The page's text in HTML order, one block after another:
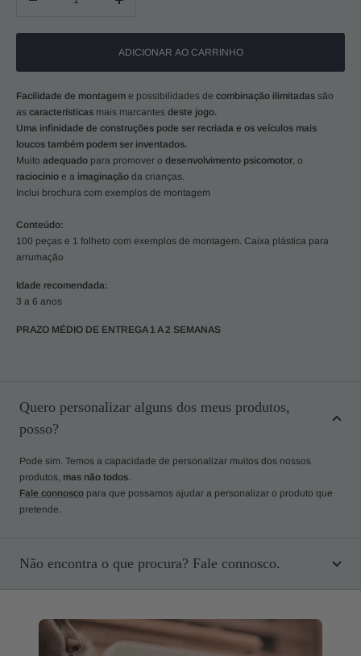
Aumentar
ADICIONAR AO CARRINHO
Facilidade de montagem e possibilidades de combinação ilimitadas são
as características mais marcantes deste jogo.
Uma infinidade de construções pode ser recriada e os veículos mais
loucos também podem ser inventados.
Muito adequado para promover o desenvolvimento psicomotor, o
raciocínio e a imaginação da crianças.
Inclui brochura com exemplos de montagem
Conteúdo:
100 peças e 1 folheto com exemplos de montagem. Caixa plástica para
arrumação
Idade recomendada:
3 a 6 anos
PRAZO MÉDIO DE ENTREGA 1 A 2 SEMANAS
Quero personalizar alguns dos meus produtos,
posso?
Pode sim. Temos a capacidade de personalizar muitos dos nossos
produtos, mas não todos.
Fale connosco para que possamos ajudar a personalizar o produto que
pretende.
Não encontra o que procura? Fale connosco.